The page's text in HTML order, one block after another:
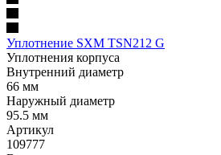
Уплотнение SXM TSN212 G
Уплотнения корпуса
Внутренний диаметр
66 мм
Наружный диаметр
95.5 мм
Артикул
109777